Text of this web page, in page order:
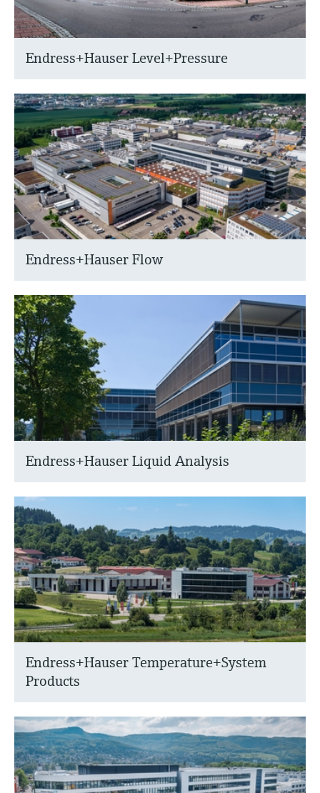
Endress+Hauser Level+Pressure
Endress+Hauser Flow
Endress+Hauser Liquid Analysis
Endress+Hauser Temperature+System
Products